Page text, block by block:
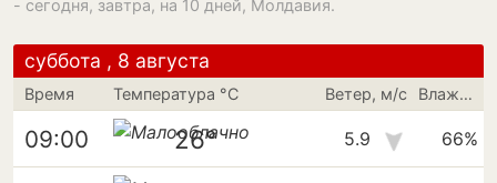
- сегодня, завтра, на 10 дней, Молдавия.
суббота , 8 августа
Время Температура °C Ветер, м/с Влажность
09:00 26° 5.9 66%